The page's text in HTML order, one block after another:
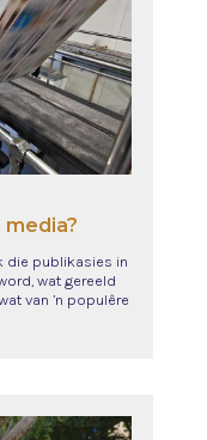
die publikasies in
wat gereeld
van ’n populêre